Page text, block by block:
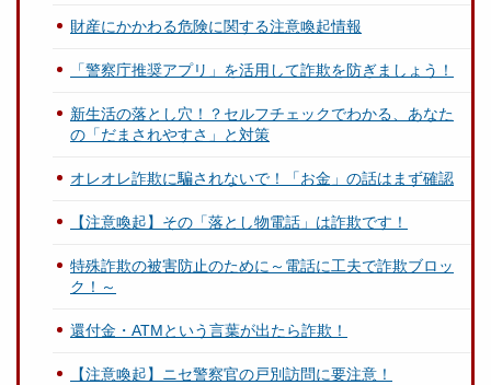
財産にかかわる危険に関する注意喚起情報
「警察庁推奨アプリ」を活用して詐欺を防ぎましょう！
新生活の落とし穴！？セルフチェックでわかる、あなた
の「だまされやすさ」と対策
オレオレ詐欺に騙されないで！「お金」の話はまず確認
【注意喚起】その「落とし物電話」は詐欺です！
特殊詐欺の被害防止のために～電話に工夫で詐欺ブロッ
ク！～
還付金・ATMという言葉が出たら詐欺！
【注意喚起】ニセ警察官の戸別訪問に要注意！